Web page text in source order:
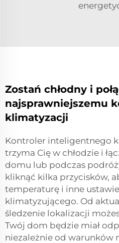
Zostań chłodny i
najsprawniejszemu
klimatyzacji
Kontroler inteligentnego
trzyma Cię w chłodzie i
domu lub podczas
kliknąć kilka przycisków,
temperaturę i inne
klimatyzującego. Od
śledzenie lokalizacji
Twój dom będzie miał
niezależnie od warunków